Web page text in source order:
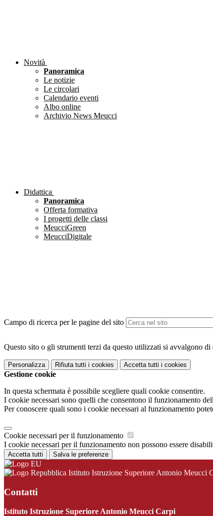
Novità
Panoramica
Le notizie
Le circolari
Calendario eventi
Albo online
Archivio News Meucci
Didattica
Panoramica
Offerta formativa
I progetti delle classi
MeucciGreen
MeucciDigitale
Campo di ricerca per le pagine del sito
Questo sito o gli strumenti terzi da questo utilizzati si avvalgono
Personalizza Rifiuta tutti i cookies Accetta tutti i cookies
Gestione cookie
In questa schermata è possibile scegliere quali cookie consentire.
I cookie necessari sono quelli che consentono il funzionamento
Per conoscere quali sono i cookie necessari al funzionamento
Cookie necessari per il funzionamento
I cookie necessari per il funzionamento non possono essere
Accetta tutti Salva le preferenze
Istituto Istruzione Superiore Antonio Meucci
Contatti
Istituto Istruzione Superiore Antonio Meucci Carpi